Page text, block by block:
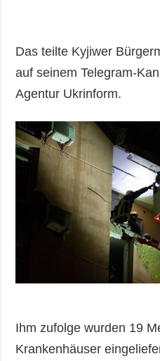
Das teilte Kyjiwer
auf seinem Telegram-
Agentur Ukrinform.
Ihm zufolge wurden 19
Krankenhäuser